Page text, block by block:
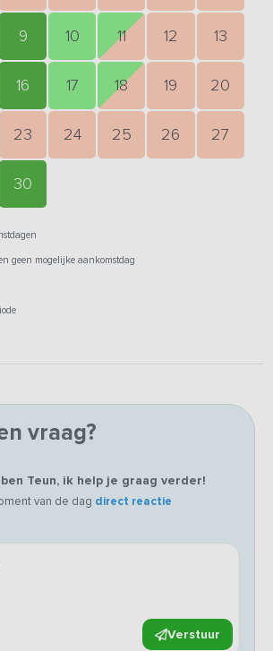
9 10 11 12 13
16 17 18 19 20
23 24 25 26 27
30
geen mogelijke aankomstdag
vraag?
Teun, ik help je graag verder!
van de dag direct reactie
Verstuur